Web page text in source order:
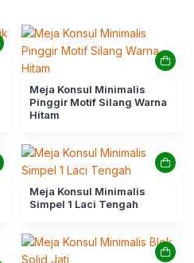
Meja Konsul Minimalis
Pinggir Motif Silang Warna
Hitam
Meja Konsul Minimalis
Simpel 1 Laci Tengah